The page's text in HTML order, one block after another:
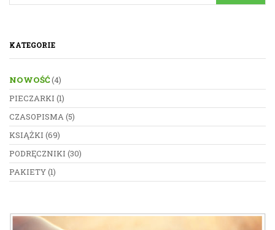
KATEGORIE
NOWOŚĆ(4)
PIECZARKI (1)
CZASOPISMA(5)
KSIĄŻKI (69)
PODRĘCZNIKI (30)
PAKIETY(1)